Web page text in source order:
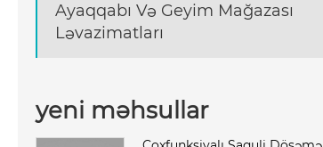
Ayaqqabı Və Geyim Mağazası
Ləvazimatları
yeni məhsullar